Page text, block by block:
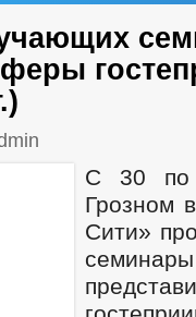
С 30 по
Грозном
Сити»